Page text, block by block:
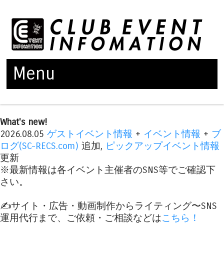
Menu
What's new!
2026.08.05 ゲストイベント情報 + イベント情報 + ブ
ログ(SC-RECS.com) 追加, ピックアップイベント情報
更新
※最新情報は各イベント主催者のSNS等でご確認下
さい。
✍️サイト・広告・動画制作からライティング〜SNS
運用代行まで、ご依頼・ご相談などはこちら！